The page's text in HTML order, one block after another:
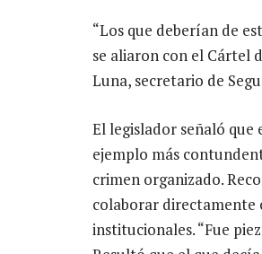
“Los que deberían de
se aliaron con el Cártel
Luna, secretario de
El legislador señaló que
ejemplo más
crimen organizado.
colaborar directamente
institucionales. “Fue